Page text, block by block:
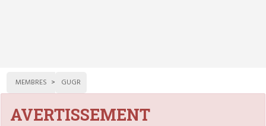
MEMBRES GUGR
AVERTISSEMENT